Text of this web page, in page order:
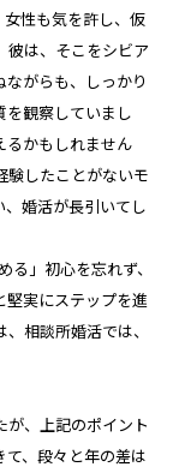
女性も気を許し、仮
彼は、そこをシビア
がらも、しっかり
を観察していまし
るかもしれません
験したことがないモ
婚活が長引いてし
」初心を忘れず、
実にステップを進
相談所婚活では、
が、上記のポイント
、段々と年の差は